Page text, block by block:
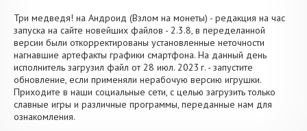
Три медведя! на Андроид (Взлом на монеты) - редакция на час
запуска на сайте новейших файлов - 2.3.8, в переделанной
версии были откорректированы установленные неточности
нагнавшие артефакты графики смартфона. На данный день
исполнитель загрузил файл от 28 июл. 2023 г. - запустите
обновление, если применяли нерабочую версию игрушки.
Приходите в наши социальные сети, с целью загрузить только
славные игры и различные программы, переданные нам для
ознакомления.